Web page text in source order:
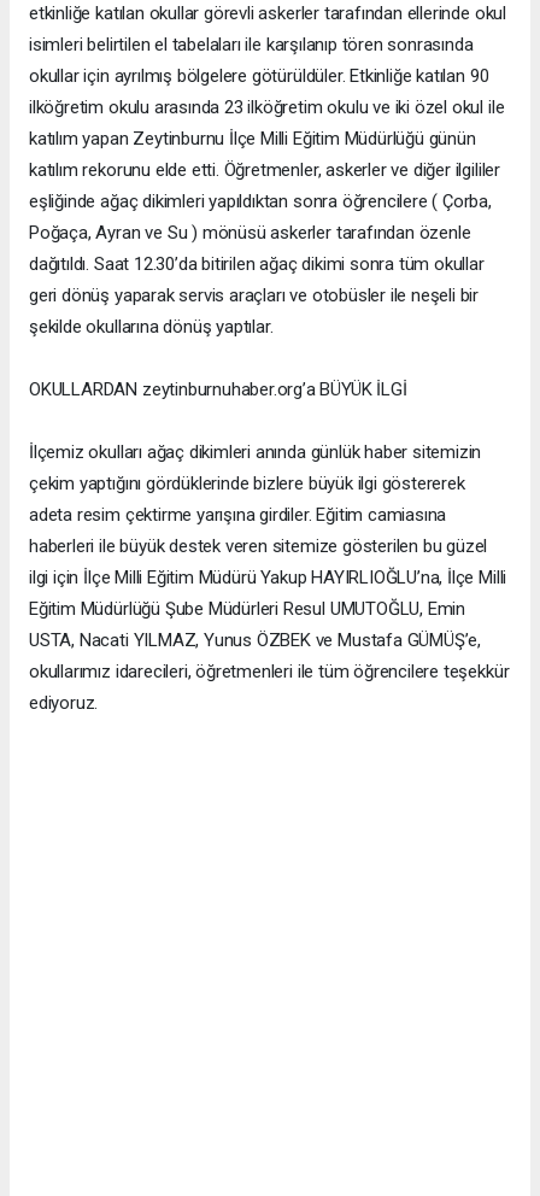
etkinliğe katılan okullar görevli askerler tarafından ellerinde okul
isimleri belirtilen el tabelaları ile karşılanıp tören sonrasında
okullar için ayrılmış bölgelere götürüldüler. Etkinliğe katılan 90
ilköğretim okulu arasında 23 ilköğretim okulu ve iki özel okul ile
katılım yapan Zeytinburnu İlçe Milli Eğitim Müdürlüğü günün
katılım rekorunu elde etti. Öğretmenler, askerler ve diğer ilgililer
eşliğinde ağaç dikimleri yapıldıktan sonra öğrencilere ( Çorba,
Poğaça, Ayran ve Su ) mönüsü askerler tarafından özenle
dağıtıldı. Saat 12.30’da bitirilen ağaç dikimi sonra tüm okullar
geri dönüş yaparak servis araçları ve otobüsler ile neşeli bir
şekilde okullarına dönüş yaptılar.
OKULLARDAN zeytinburnuhaber.org’a BÜYÜK İLGİ
İlçemiz okulları ağaç dikimleri anında günlük haber sitemizin
çekim yaptığını gördüklerinde bizlere büyük ilgi göstererek
adeta resim çektirme yarışına girdiler. Eğitim camiasına
haberleri ile büyük destek veren sitemize gösterilen bu güzel
ilgi için İlçe Milli Eğitim Müdürü Yakup HAYIRLIOĞLU’na, İlçe Milli
Eğitim Müdürlüğü Şube Müdürleri Resul UMUTOĞLU, Emin
USTA, Nacati YILMAZ, Yunus ÖZBEK ve Mustafa GÜMÜŞ’e,
okullarımız idarecileri, öğretmenleri ile tüm öğrencilere teşekkür
ediyoruz.